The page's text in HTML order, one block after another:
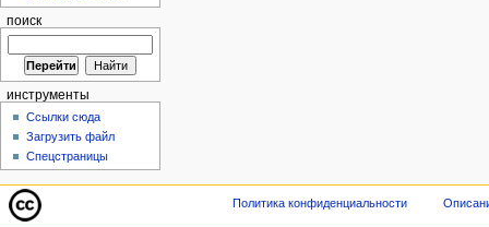
поиск
инструменты
Ссылки сюда
Загрузить файл
Спецстраницы
Политика конфиденциальности